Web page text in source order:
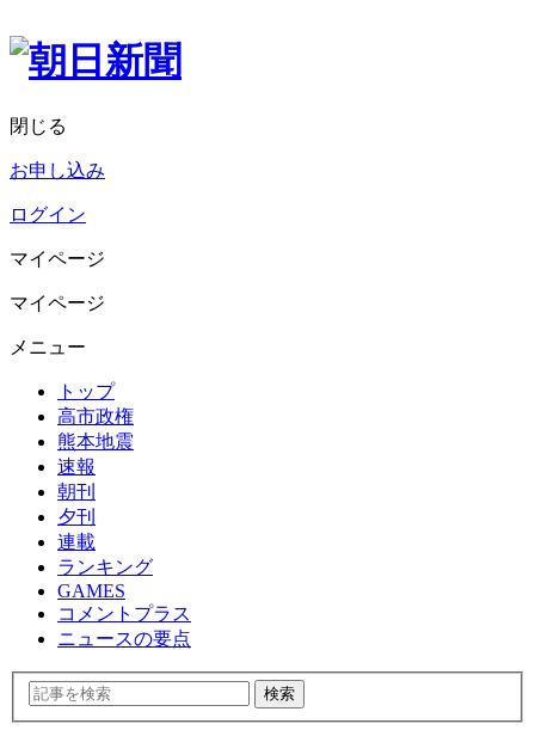
閉じる
お申し込み
ログイン
マイページ
マイページ
メニュー
トップ
高市政権
熊本地震
速報
朝刊
夕刊
連載
ランキング
GAMES
コメントプラス
ニュースの要点